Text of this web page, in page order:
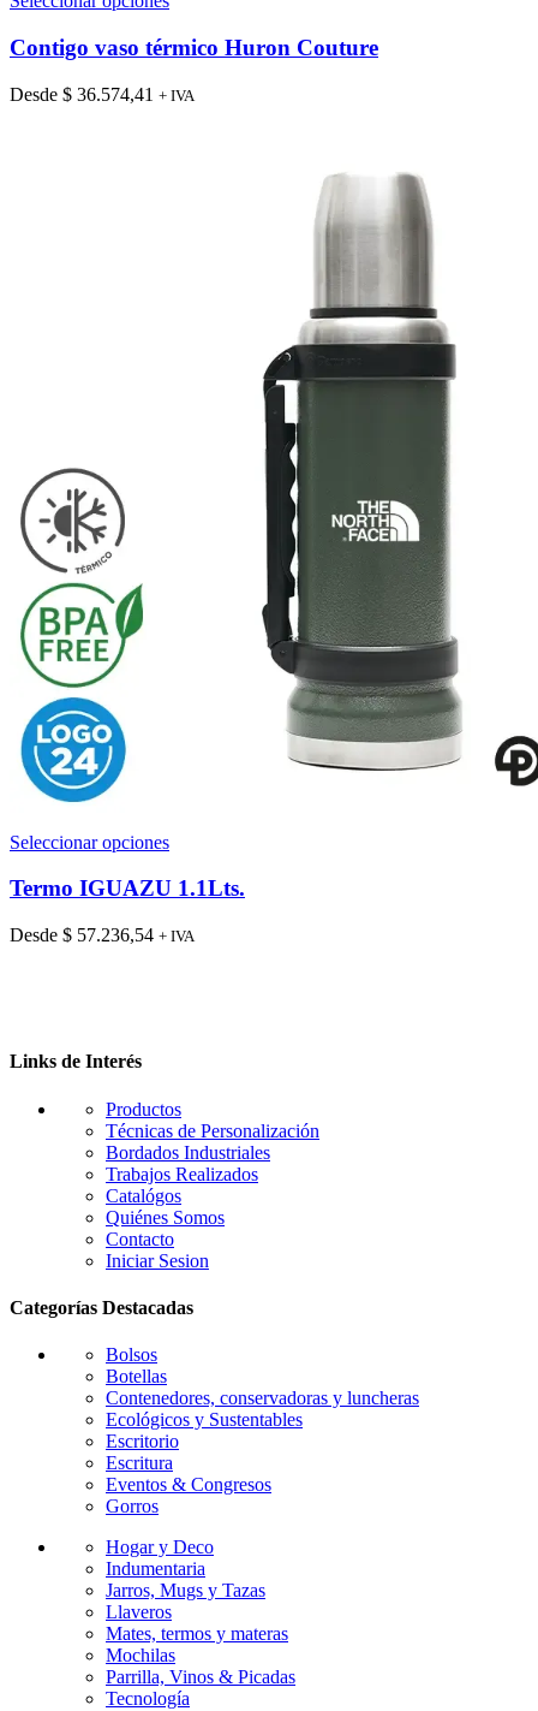
tiene
múltiples
variantes.
Las
Contigo vaso térmico Huron Couture
Desde $ 36.574,41 + IVA
Seleccionar opcionesEste
tiene
variantes.
de
producto
Termo IGUAZU 1.1Lts.
Desde $ 57.236,54 + IVA
Links de Interés
Productos
Técnicas de Personalización
Bordados Industriales
Trabajos Realizados
Catalógos
Quiénes Somos
Contacto
Iniciar Sesion
Categorías Destacadas
Bolsos
Botellas
Contenedores, conservadoras y luncheras
Ecológicos y Sustentables
Escritorio
Escritura
Eventos & Congresos
Gorros
Hogar y Deco
Indumentaria
Jarros, Mugs y Tazas
Llaveros
Mates, termos y materas
Mochilas
Parrilla, Vinos & Picadas
Tecnología